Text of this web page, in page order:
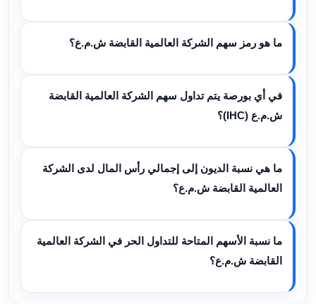
ما هو رمز سهم الشركة العالمية القابضة ش.م.ع؟
في أي بورصة يتم تداول سهم الشركة العالمية القابضة
ش.م.ع (IHC)؟
ما هي نسبة الديون إلى إجمالي رأس المال لدى الشركة
العالمية القابضة ش.م.ع؟
ما نسبة الأسهم المتاحة للتداول الحر في الشركة العالمية
القابضة ش.م.ع؟